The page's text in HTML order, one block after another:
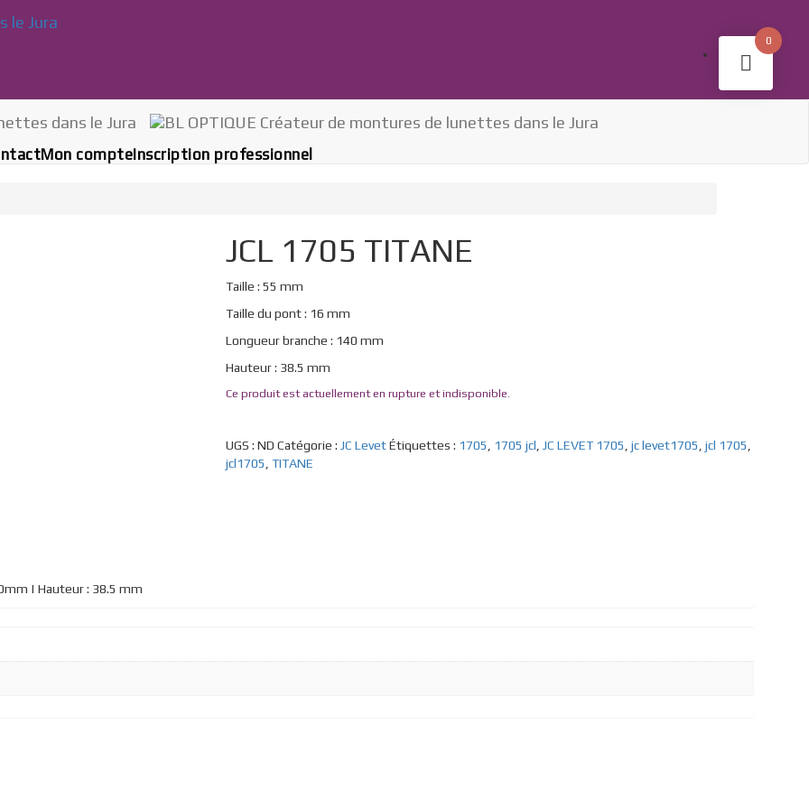
Mon compteInscription professionnel
JCL 1705 TITANE
Taille : 55 mm
Taille du pont : 16 mm
Longueur branche : 140 mm
Hauteur : 38.5 mm
Ce produit est actuellement en rupture et indisponible.
UGS :ND Catégorie : JC Levet Étiquettes : 1705 1705 jcl JC LEVET 1705 ,jc levet1705 ,jcl 1705
jcl1705 ,TITANE
| Hauteur : 38.5 mm
0